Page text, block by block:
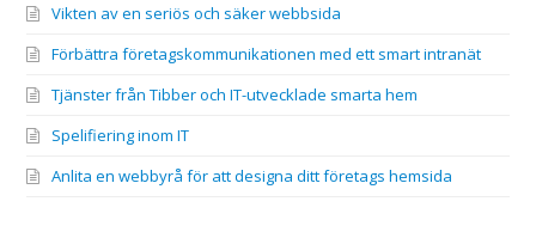
Vikten av en seriös och säker webbsida
Förbättra företagskommunikationen med ett smart intranät
Tjänster från Tibber och IT-utvecklade smarta hem
Spelifiering inom IT
Anlita en webbyrå för att designa ditt företags hemsida